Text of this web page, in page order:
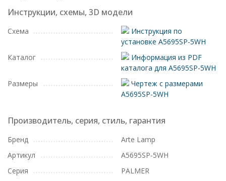
Инструкции, схемы, 3D модели
Схема
Инструкция по
установке A5695SP-5WH
Каталог
Информация из PDF
каталога для A5695SP-5WH
Размеры
Чертеж с размерами
A5695SP-5WH
Производитель, серия, стиль, гарантия
Бренд
Arte Lamp
Артикул
A5695SP-5WH
Серия
PALMER